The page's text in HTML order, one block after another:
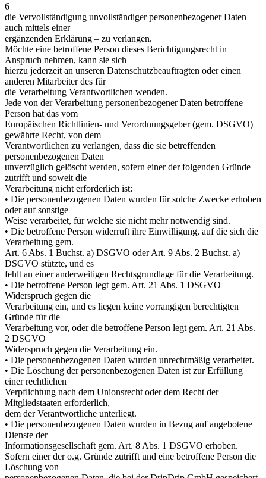
6
die Vervollständigung unvollständiger personenbezogener Daten –
auch mittels einer
ergänzenden Erklärung – zu verlangen.
Möchte eine betroffene Person dieses Berichtigungsrecht in
Anspruch nehmen, kann sie sich
hierzu jederzeit an unseren Datenschutzbeauftragten oder einen
anderen Mitarbeiter des für
die Verarbeitung Verantwortlichen wenden.
Jede von der Verarbeitung personenbezogener Daten betroffene
Person hat das vom
Europäischen Richtlinien- und Verordnungsgeber (gem. DSGVO)
gewährte Recht, von dem
Verantwortlichen zu verlangen, dass die sie betreffenden
personenbezogenen Daten
unverzüglich gelöscht werden, sofern einer der folgenden Gründe
zutrifft und soweit die
Verarbeitung nicht erforderlich ist:
• Die personenbezogenen Daten wurden für solche Zwecke erhoben
oder auf sonstige
Weise verarbeitet, für welche sie nicht mehr notwendig sind.
• Die betroffene Person widerruft ihre Einwilligung, auf die sich die
Verarbeitung gem.
Art. 6 Abs. 1 Buchst. a) DSGVO oder Art. 9 Abs. 2 Buchst. a)
DSGVO stützte, und es
fehlt an einer anderweitigen Rechtsgrundlage für die Verarbeitung.
• Die betroffene Person legt gem. Art. 21 Abs. 1 DSGVO
Widerspruch gegen die
Verarbeitung ein, und es liegen keine vorrangigen berechtigten
Gründe für die
Verarbeitung vor, oder die betroffene Person legt gem. Art. 21 Abs.
2 DSGVO
Widerspruch gegen die Verarbeitung ein.
• Die personenbezogenen Daten wurden unrechtmäßig verarbeitet.
• Die Löschung der personenbezogenen Daten ist zur Erfüllung
einer rechtlichen
Verpflichtung nach dem Unionsrecht oder dem Recht der
Mitgliedstaaten erforderlich,
dem der Verantwortliche unterliegt.
• Die personenbezogenen Daten wurden in Bezug auf angebotene
Dienste der
Informationsgesellschaft gem. Art. 8 Abs. 1 DSGVO erhoben.
Sofern einer der o.g. Gründe zutrifft und eine betroffene Person die
Löschung von